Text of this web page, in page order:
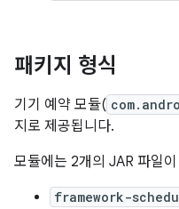
패키지 형식
기기 예약 모듈(
지로 제공됩니다.
모듈에는 2개의 JAR 파일
framework-